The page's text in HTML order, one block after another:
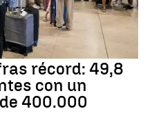
récord: 49,8
con un
400.000